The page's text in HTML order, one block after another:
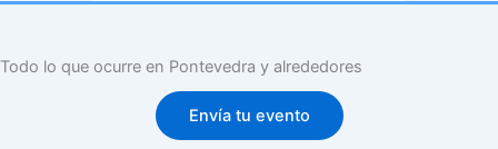
Todo lo que ocurre en Pontevedra y alrededores
Envía tu evento